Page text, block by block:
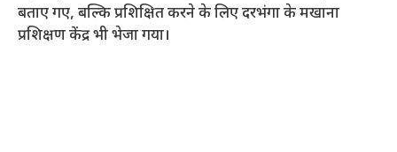
बताए गए, बल्कि प्रशिक्षित करने के लिए दरभंगा के मखाना
प्रशिक्षण केंद्र भी भेजा गया।